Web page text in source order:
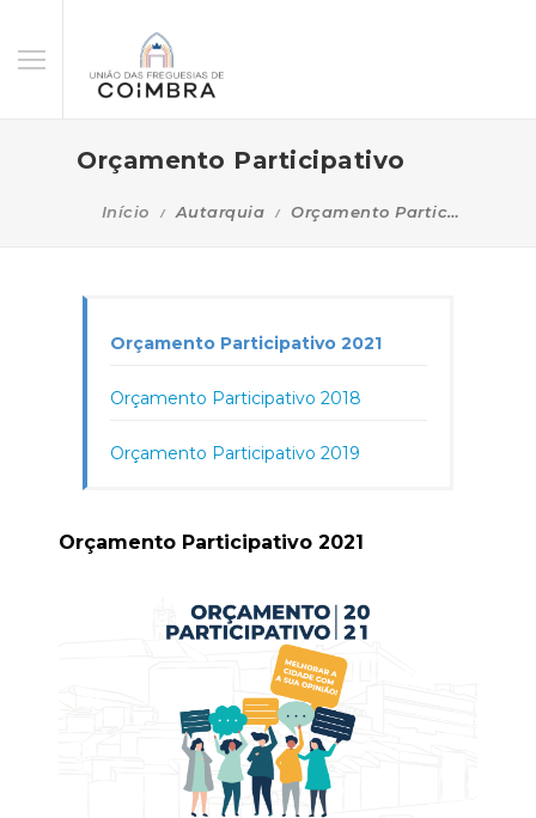
Orçamento Participativo
Início Autarquia Orçamento Participativo
Orçamento Participativo 2021
Orçamento Participativo 2018
Orçamento Participativo 2019
Orçamento Participativo 2021